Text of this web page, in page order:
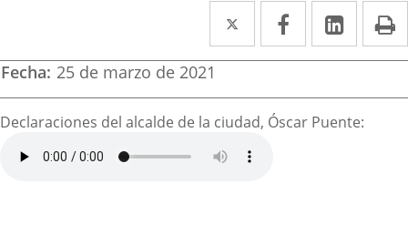
Twitter
Enlace
a
aplicación
externa.
Facebook
Enlace
a
aplicación
Enlace
a
Fecha 25 de marzo de 2021
Descripción
Declaraciones del alcalde de la ciudad, Óscar Puente: